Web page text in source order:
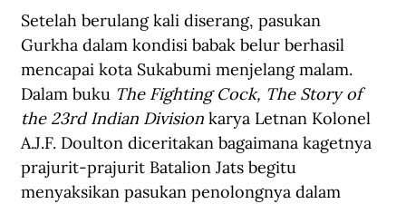
Setelah berulang kali diserang, pasukan
Gurkha dalam kondisi babak belur berhasil
mencapai kota Sukabumi menjelang malam.
Dalam buku The Fighting Cock, The Story of
the 23rd Indian Division karya Letnan Kolonel
A.J.F. Doulton diceritakan bagaimana kagetnya
prajurit-prajurit Batalion Jats begitu
menyaksikan pasukan penolongnya dalam